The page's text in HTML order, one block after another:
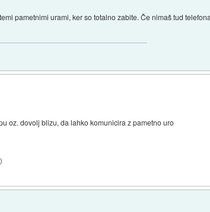
pametnimi urami, ker so totalno zabite. Če nimaš tud
oz. dovolj blizu, da lahko komunicira z pametno uro
)